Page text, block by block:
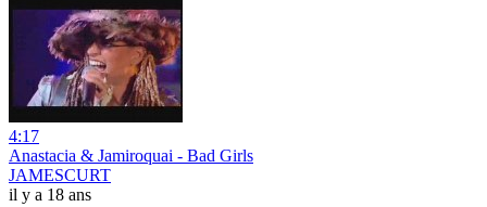
4:17
Anastacia & Jamiroquai - Bad Girls
JAMESCURT
il y a 18 ans